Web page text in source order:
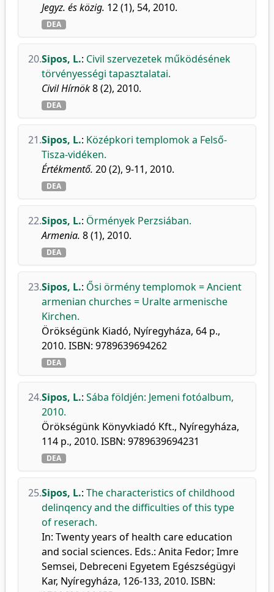
Jegyz. és közig. 12 (1), 54, 2010.
DEA
20.Sipos, L.: Civil szervezetek működésének
törvényességi tapasztalatai.
Civil Hírnök8 (2), 2010.
DEA
21.Sipos, L.: Középkori templomok a Felső-
Tisza-vidéken.
Értékmentő. 20 (2), 9-11, 2010.
DEA
22.Sipos, L.: Örmények Perzsiában.
Armenia. 8 (1), 2010.
DEA
23.Sipos, L.: Ősi örmény templomok = Ancient
armenian churches = Uralte armenische
Kirchen.
Örökségünk Kiadó, Nyíregyháza, 64 p.,
2010. ISBN: 9789639694262
DEA
24.Sipos, L.: Sába földjén: Jemeni fotóalbum,
2010.
Örökségünk Könyvkiadó Kft., Nyíregyháza,
114 p., 2010. ISBN: 9789639694231
DEA
25.Sipos, L.: The characteristics of childhood
delinqency and the difficulties of this type
of reserach.
In: Twenty years of health care education
and social sciences. Eds.: Anita Fedor; Imre
Semsei, Debreceni Egyetem Egészségügyi
Kar, Nyíregyháza, 126-133, 2010. ISBN: